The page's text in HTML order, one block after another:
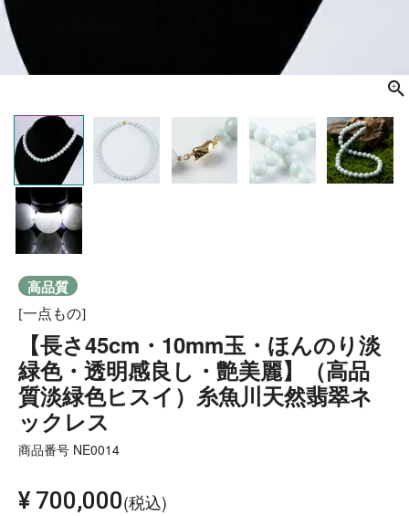
高品質
[一点もの]
【長さ45cm・10mm玉・ほんのり淡
緑色・透明感良し・艶美麗】（高品
質淡緑色ヒスイ）糸魚川天然翡翠ネ
ックレス
商品番号 NE0014
¥ 700,000 税込